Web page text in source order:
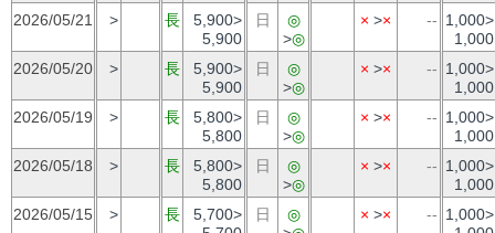
2026/05/21
> 長
5,900>
5,900
日
◎
>◎
× >× -- 1,000>
1,000
2026/05/20
> 長
5,900>
5,900
日
◎
>◎
× >× -- 1,000>
1,000
2026/05/19
> 長
5,800>
5,800
日
◎
>◎
× >× -- 1,000>
1,000
2026/05/18
> 長
5,800>
5,800
日
◎
>◎
× >× -- 1,000>
1,000
2026/05/15
> 長
5,700>
日
◎
× >× -- 1,000>